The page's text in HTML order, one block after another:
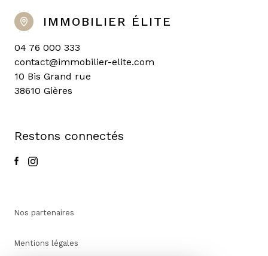
IMMOBILIER ÉLITE
04 76 000 333
contact@immobilier-elite.com
10 Bis Grand rue
38610 Gières
Restons connectés
Nos partenaires
Mentions légales